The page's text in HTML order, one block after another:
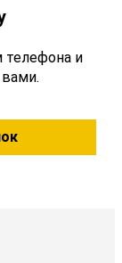
телефона и